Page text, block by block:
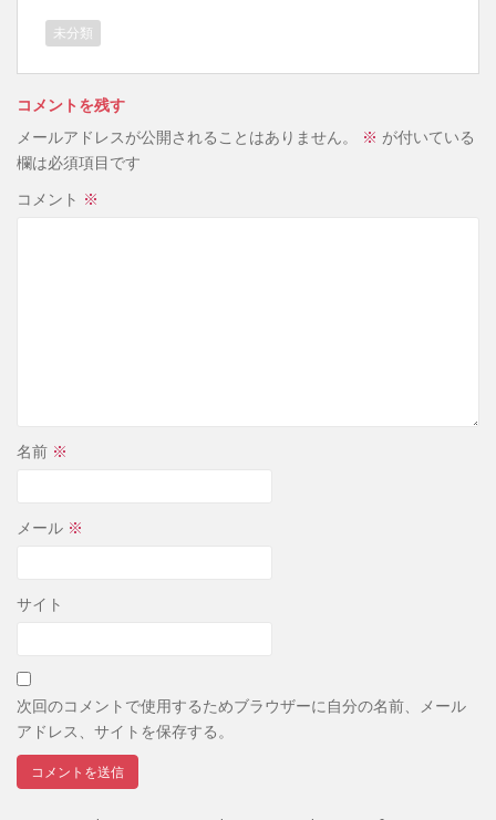
未分類
コメントを残す
メールアドレスが公開されることはありません。
※ が付いている
欄は必須項目です
コメント ※
名前 ※
メール ※
サイト
次回のコメントで使用するためブラウザーに自分の名前、メール
アドレス、サイトを保存する。